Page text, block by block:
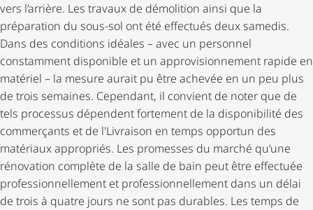
vers l’arrière. Les travaux de démolition ainsi que la
préparation du sous-sol ont été effectués deux samedis.
Dans des conditions idéales – avec un personnel
constamment disponible et un appro­vi­sion­ne­ment rapide en
matériel – la mesure aurait pu être achevée en un peu plus
de trois semaines. Cependant, il convient de noter que de
tels processus dépendent fortement de la disponibilité des
commerçants et de l'Livraison en temps opportun des
matériaux appropriés. Les promesses du marché qu’une
rénovation complète de la salle de bain peut être effectuée
profes­sion­nel­le­ment et profes­sion­nel­le­ment dans un délai
de trois à quatre jours ne sont pas durables. Les temps de